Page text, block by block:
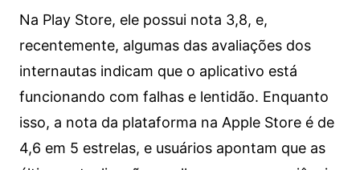
Na Play Store, ele possui nota 3,8, e,
recentemente, algumas das avaliações dos
internautas indicam que o aplicativo está
funcionando com falhas e lentidão. Enquanto
isso, a nota da plataforma na Apple Store é de
4,6 em 5 estrelas, e usuários apontam que as